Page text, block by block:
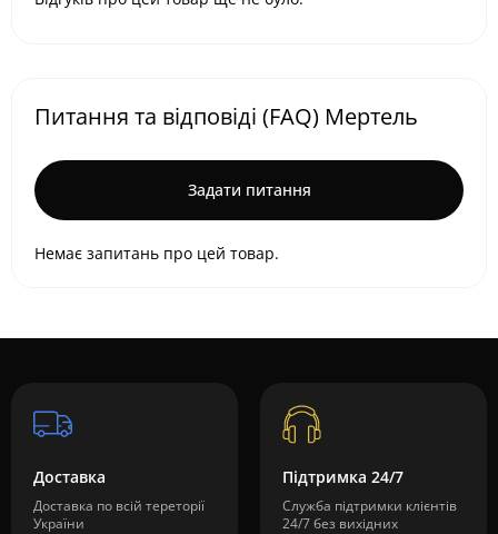
Питання та відповіді (FAQ) Мертель
Задати питання
Немає запитань про цей товар.
Доставка
Доставка по всій тереторії
України
Підтримка 24/7
Служба підтримки клієнтів
24/7 без вихідних